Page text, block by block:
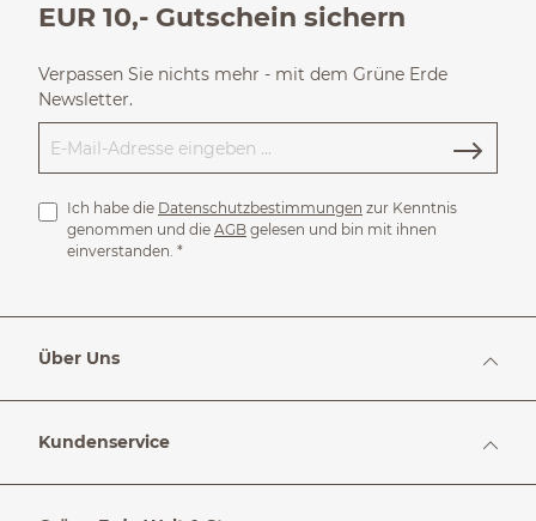
EUR 10,- Gutschein sichern
Verpassen Sie nichts mehr - mit dem Grüne Erde
Newsletter.
Ich habe die Datenschutzbestimmungen zur Kenntnis
genommen und die AGB gelesen und bin mit ihnen
einverstanden. *
Über Uns
Kundenservice